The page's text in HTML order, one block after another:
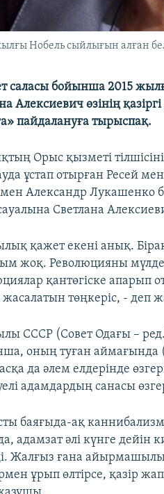
Нобель сыйлығын алған
саласы бойынша 2015
Алексиевич өзінің
пайдалануға тырыспақ.
Орыс қызметі
ұстап отырған Ресей
Александр Лукашенко
Светлана
қажет екені анық.
жоқ. Революцияны
қантөгіске апарып
жасалатын төңкеріс, - деп
СССР (Совет Одағы –
оның туған аймағында
да әлем елдерінде
адамдардың санасы
баяғыда-ақ
адамзат әлі күнге дейін
Жалғыз ғана
ұрып өлтірсе, қазір